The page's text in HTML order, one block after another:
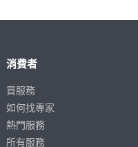
消費者
買服務
如何找專家
熱門服務
所有服務